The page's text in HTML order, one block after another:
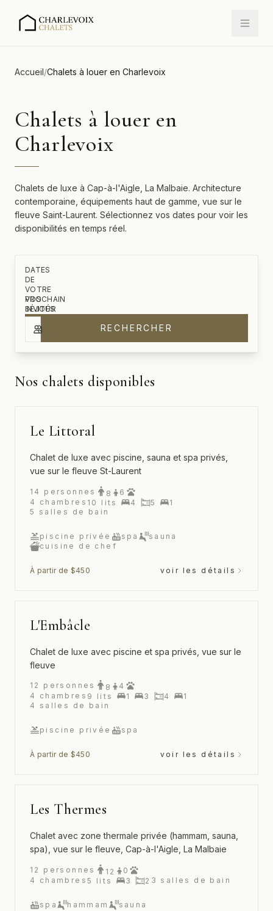
Accueil/Chalets à louer en Charlevoix
Chalets à louer en
Charlevoix
Chalets de luxe à Cap-à-l'Aigle, La Malbaie. Architecture
contemporaine, équipements haut de gamme, vue sur le
fleuve Saint-Laurent. Sélectionnez vos dates pour voir les
disponibilités en temps réel.
DATES
DE
VOTRE
PROCHAIN
SÉJOUR
ven. 7 août 2026 – dim. 9 août 2026
VOS
INVITÉS
2 adultes RECHERCHER
Nos chalets disponibles
Le Littoral
Chalet de luxe avec piscine, sauna et spa privés,
vue sur le fleuve St-Laurent
14 personnes 8
6
4
chambres 10 lits 4 5
1
5
salles de bain
piscine privée spa
sauna
cuisine de chef
À partir de $450 voir les détails
L'Embâcle
Chalet de luxe avec piscine et spa privés, vue sur le
fleuve
12 personnes 8
4
4
chambres 9 lits 1 3 4
1
4
salles de bain
piscine privée spa
À partir de $450 voir les détails
Les Thermes
Chalet avec zone thermale privée (hammam, sauna,
spa), vue sur le fleuve, Cap-à-l'Aigle, La Malbaie
12 personnes 12
0
4
chambres5 lits 3 2 3 salles de bain
spa hammam sauna